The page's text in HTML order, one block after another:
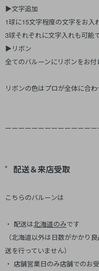
▶文字追加
1球に15文字程度の文字をお入
3球それぞれに文字入れも可能
▶リボン
全てのバルーンにリボンをお
リボンの色はプロが全体に合
ーーーーーーーーーーーーー
゜配送＆来店受取
こちらのバルーンは
・ 配送は北海道のみです
（北海道以外は日数がかかり
送を行っていません）
・ 店舗営業日のみ店舗でのお